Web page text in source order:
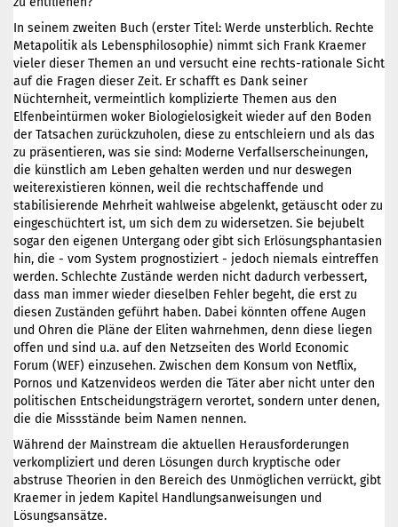
In seinem zweiten Buch (erster Titel: Werde unsterblich. Rechte
Metapolitik als Lebensphilosophie) nimmt sich Frank Kraemer
vieler dieser Themen an und versucht eine rechts-rationale Sicht
auf die Fragen dieser Zeit. Er schafft es Dank seiner
Nüchternheit, vermeintlich komplizierte Themen aus den
Elfenbeintürmen woker Biologielosigkeit wieder auf den Boden
der Tatsachen zurückzuholen, diese zu entschleiern und als das
zu präsentieren, was sie sind: Moderne Verfallserscheinungen,
die künstlich am Leben gehalten werden und nur deswegen
weiterexistieren können, weil die rechtschaffende und
stabilisierende Mehrheit wahlweise abgelenkt, getäuscht oder zu
eingeschüchtert ist, um sich dem zu widersetzen. Sie bejubelt
sogar den eigenen Untergang oder gibt sich Erlösungsphantasien
hin, die - vom System prognostiziert - jedoch niemals eintreffen
werden. Schlechte Zustände werden nicht dadurch verbessert,
dass man immer wieder dieselben Fehler begeht, die erst zu
diesen Zuständen geführt haben. Dabei könnten offene Augen
und Ohren die Pläne der Eliten wahrnehmen, denn diese liegen
offen und sind u.a. auf den Netzseiten des World Economic
Forum (WEF) einzusehen. Zwischen dem Konsum von Netflix,
Pornos und Katzenvideos werden die Täter aber nicht unter den
politischen Entscheidungsträgern verortet, sondern unter denen,
die die Missstände beim Namen nennen.
Während der Mainstream die aktuellen Herausforderungen
verkompliziert und deren Lösungen durch kryptische oder
abstruse Theorien in den Bereich des Unmöglichen verrückt, gibt
Kraemer in jedem Kapitel Handlungsanweisungen und
Lösungsansätze.